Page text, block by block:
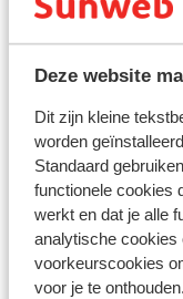
Deze website
Dit zijn kleine
worden
Standaard
functionele cookies
werkt en dat je alle
analytische cookies
voorkeurscookies
voor je te
stopcontact is
kun je een
Je dient in het
een geldig
Heb je niet de
belangrijk om na
toepassing zijn. Dit
het land waar je
reist.